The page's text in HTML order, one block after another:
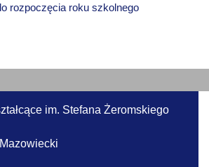
rozpoczęcia roku szkolnego
im. Stefana Żeromskiego